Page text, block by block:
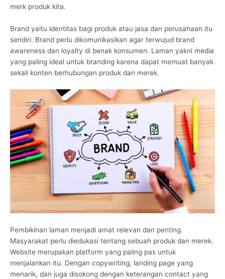
merk produk kita.
Brand yaitu identitas bagi produk atau jasa dan perusahaan itu
sendiri. Brand perlu dikomunikasikan agar terwujud brand
awareness dan loyalty di benak konsumen. Laman yakni media
yang paling ideal untuk branding karena dapat memuat banyak
sekali konten berhubungan produk dan merek.
Pembikinan laman menjadi amat relevan dan penting.
Masyarakat perlu diedukasi tentang sebuah produk dan merek.
Website merupakan platform yang paling pas untuk
menjalankan itu. Dengan copywriting, landing page yang
menarik, dan juga disokong dengan keterangan contact yang